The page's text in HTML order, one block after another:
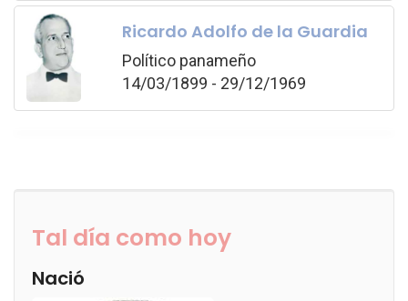
Ricardo Adolfo de la Guardia
Político panameño
14/03/1899 - 29/12/1969
Tal día como hoy
Nació